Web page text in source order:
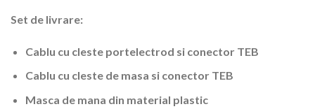
Set de livrare:
Cablu cu cleste portelectrod si conector TEB
Cablu cu cleste de masa si conector TEB
Masca de mana din material plastic